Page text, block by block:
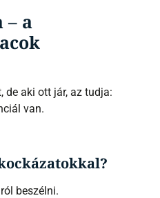
– a
de aki ott jár, az tudja:
van.
beszélni.